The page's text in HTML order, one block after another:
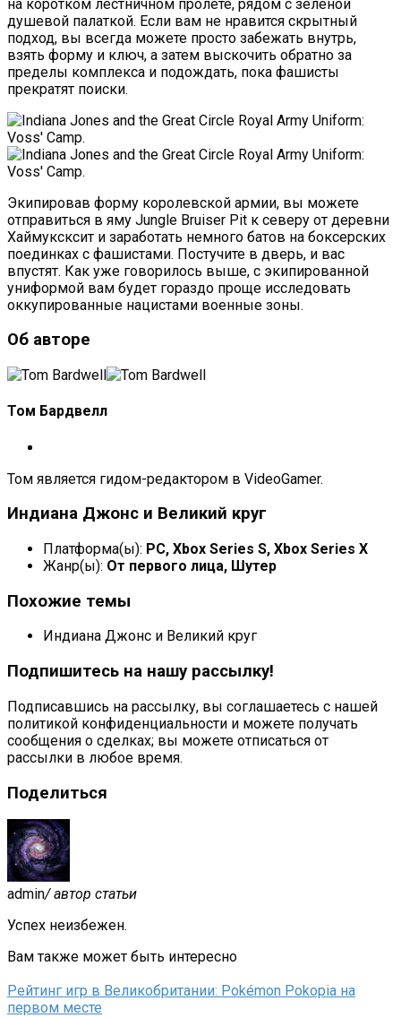
на коротком лестничном пролете, рядом с зеленой
душевой палаткой. Если вам не нравится скрытный
подход, вы всегда можете просто забежать внутрь,
взять форму и ключ, а затем выскочить обратно за
пределы комплекса и подождать, пока фашисты
прекратят поиски.
Экипировав форму королевской армии, вы можете
отправиться в яму Jungle Bruiser Pit к северу от деревни
Хаймуксксит и заработать немного батов на боксерских
поединках с фашистами. Постучите в дверь, и вас
впустят. Как уже говорилось выше, с экипированной
униформой вам будет гораздо проще исследовать
оккупированные нацистами военные зоны.
Об авторе
Том Бардвелл
Том является гидом-редактором в VideoGamer.
Индиана Джонс и Великий круг
Платформа(ы): PC, Xbox Series S, Xbox Series X
Жанр(ы): От первого лица, Шутер
Похожие темы
Индиана Джонс и Великий круг
Подпишитесь на нашу рассылку!
Подписавшись на рассылку, вы соглашаетесь с нашей
политикой конфиденциальности и можете получать
сообщения о сделках; вы можете отписаться от
рассылки в любое время.
Поделиться
admin/ автор статьи
Успех неизбежен.
Вам также может быть интересно
Рейтинг игр в Великобритании: Pokémon Pokopia на
первом месте